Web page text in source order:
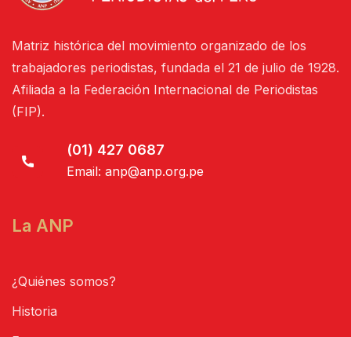
Matriz histórica del movimiento organizado de los
trabajadores periodistas, fundada el 21 de julio de 1928.
Afiliada a la Federación Internacional de Periodistas
(FIP).
(01) 427 0687
Email: anp@anp.org.pe
La ANP
¿Quiénes somos?
Historia